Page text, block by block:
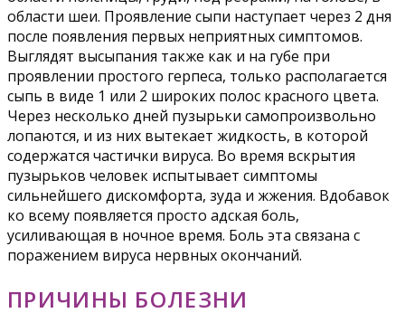
области шеи. Проявление сыпи наступает через 2 дня
после появления первых неприятных симптомов.
Выглядят высыпания также как и на губе при
проявлении простого герпеса, только располагается
сыпь в виде 1 или 2 широких полос красного цвета.
Через несколько дней пузырьки самопроизвольно
лопаются, и из них вытекает жидкость, в которой
содержатся частички вируса. Во время вскрытия
пузырьков человек испытывает симптомы
сильнейшего дискомфорта, зуда и жжения. Вдобавок
ко всему появляется просто адская боль,
усиливающая в ночное время. Боль эта связана с
поражением вируса нервных окончаний.
ПРИЧИНЫ БОЛЕЗНИ